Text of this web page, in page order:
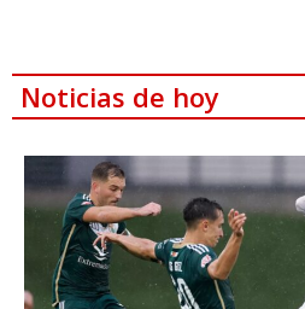
Noticias de hoy